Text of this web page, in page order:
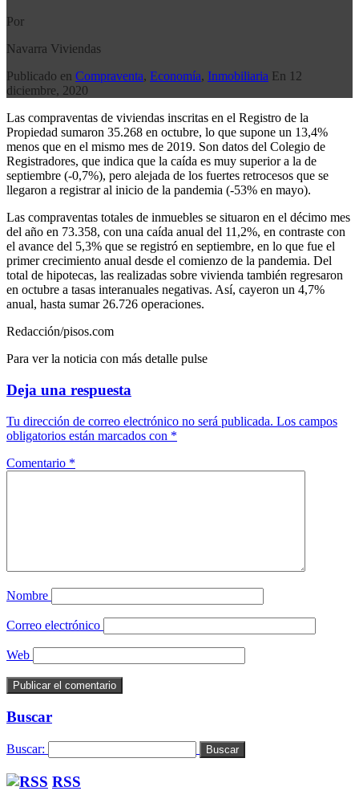
Por
Navarra Viviendas
Publicado en Compraventa, Economía, Inmobiliaria En 12
diciembre, 2020
Las compraventas de viviendas inscritas en el Registro de la
Propiedad sumaron 35.268 en octubre, lo que supone un 13,4%
menos que en el mismo mes de 2019. Son datos del Colegio de
Registradores, que indica que la caída es muy superior a la de
septiembre (-0,7%), pero alejada de los fuertes retrocesos que se
llegaron a registrar al inicio de la pandemia (-53% en mayo).
Las compraventas totales de inmuebles se situaron en el décimo mes
del año en 73.358, con una caída anual del 11,2%, en contraste con
el avance del 5,3% que se registró en septiembre, en lo que fue el
primer crecimiento anual desde el comienzo de la pandemia. Del
total de hipotecas, las realizadas sobre vivienda también regresaron
en octubre a tasas interanuales negativas. Así, cayeron un 4,7%
anual, hasta sumar 26.726 operaciones.
Redacción/pisos.com
Para ver la noticia con más detalle pulse
Deja una respuesta
Tu dirección de correo electrónico no será publicada. Los campos
obligatorios están marcados con *
Comentario *
Nombre
Correo electrónico
Web
Buscar
Buscar:
RSS